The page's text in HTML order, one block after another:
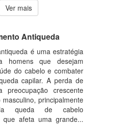
Ver mais
Antiqueda
é uma estratégia
homens que desejam
do cabelo e combater
capilar. A perda de
crescente
principalmente
queda de cabelo
que afeta uma grande...